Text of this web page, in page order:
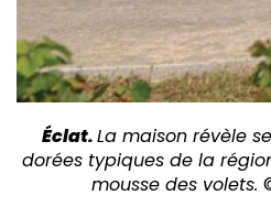
Éclat.La maison révèle
dorées typiques de la
mousse des volets.